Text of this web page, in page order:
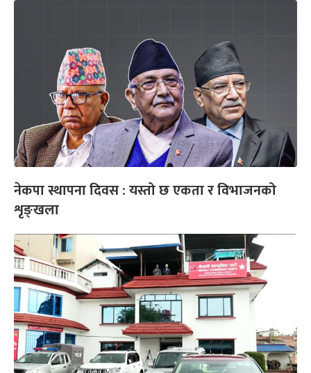
नेकपा स्थापना दिवस : यस्तो छ एकता र विभाजनको
शृङ्खला